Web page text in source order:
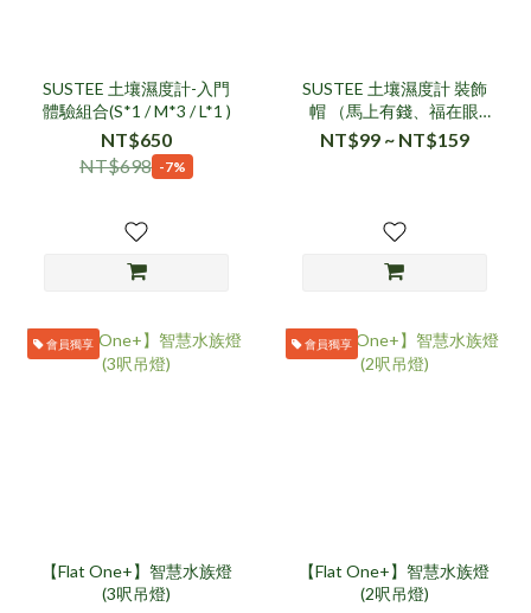
SUSTEE 土壤濕度計-入門
體驗組合(S*1 / M*3 / L*1 )
NT$650
NT$698 -7%
SUSTEE 土壤濕度計 裝飾
帽 （馬上有錢、福在眼
前）
NT$99 ~ NT$159
會員獨享
【Flat One+】智慧水族燈
(3呎吊燈)
會員獨享
【Flat One+】智慧水族燈
(2呎吊燈)